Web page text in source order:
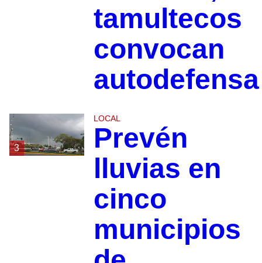
tamultecos
convocan
autodefensa
3
LOCAL
Prevén
lluvias en
cinco
municipios